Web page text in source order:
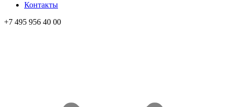
Контакты
+7 495 956 40 00